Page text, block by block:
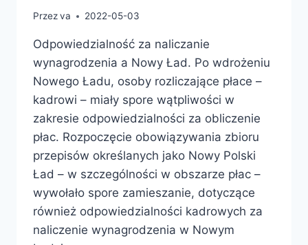
Przezva 2022-05-03
Odpowiedzialność za naliczanie
wynagrodzenia a Nowy Ład. Po wdrożeniu
Nowego Ładu, osoby rozliczające płace –
kadrowi – miały spore wątpliwości w
zakresie odpowiedzialności za obliczenie
płac. Rozpoczęcie obowiązywania zbioru
przepisów określanych jako Nowy Polski
Ład – w szczególności w obszarze płac –
wywołało spore zamieszanie, dotyczące
również odpowiedzialności kadrowych za
naliczenie wynagrodzenia w Nowym